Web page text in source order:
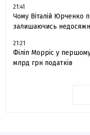
21:41
Чому Віталій Юрченко
залишаючись
21:21
Філіп Морріс у першому
млрд грн податків